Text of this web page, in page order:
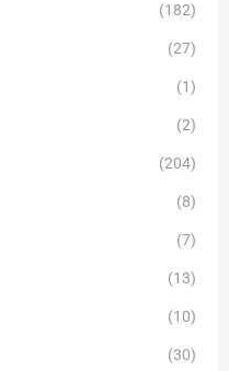
(182)
(27)
(1)
(2)
(204)
(8)
(7)
(13)
(10)
(30)